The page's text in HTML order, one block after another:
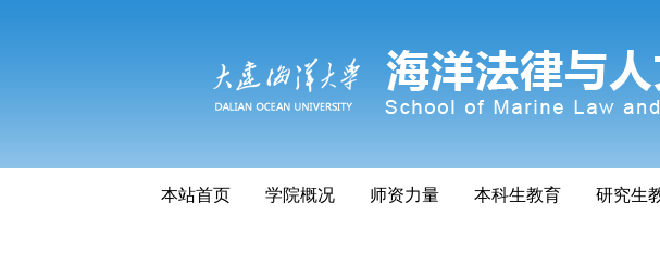
本站首页 学院概况 师资力量 本科生教育 研究生